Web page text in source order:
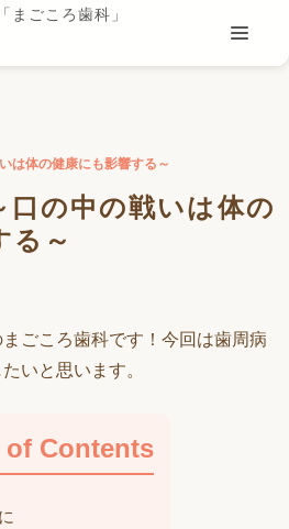
まごころ歯科」
は体の健康にも影響する～
口の中の戦いは体の
る～
ごころ歯科です！今回は歯周病
いと思います。
of Contents